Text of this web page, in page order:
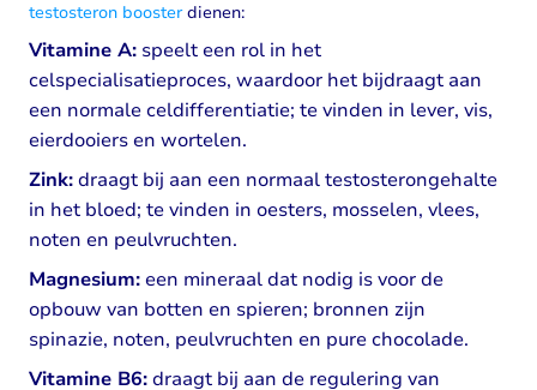
testosteron boosterdienen:
Vitamine A: speelt een rol in het
celspecialisatieproces, waardoor het bijdraagt aan
een normale celdifferentiatie; te vinden in lever, vis,
eierdooiers en wortelen.
Zink:draagt bij aan een normaal testosterongehalte
in het bloed; te vinden in oesters, mosselen, vlees,
noten en peulvruchten.
Magnesium:een mineraal dat nodig is voor de
opbouw van botten en spieren; bronnen zijn
spinazie, noten, peulvruchten en pure chocolade.
Vitamine B6:draagt bij aan de regulering van